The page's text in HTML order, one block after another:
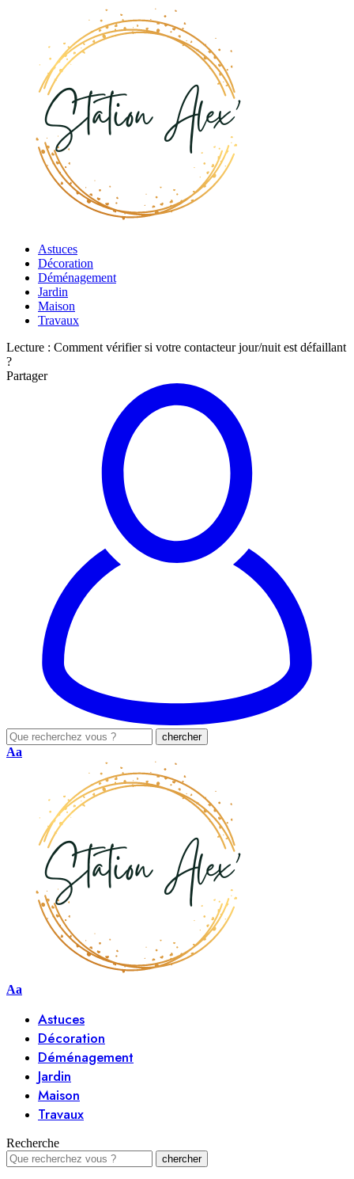
Astuces
Décoration
Déménagement
Jardin
Maison
Travaux
Lecture : Comment vérifier si votre contacteur jour/nuit est défaillant
?
Partager
Aa
Aa
Astuces
Décoration
Déménagement
Jardin
Maison
Travaux
Recherche